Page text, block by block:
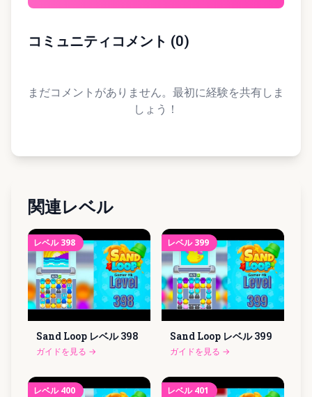
コミュニティコメント (0)
まだコメントがありません。最初に経験を共有しま
しょう！
関連レベル
レベル 398
Sand Loop レベル 398
ガイドを見る →
レベル 399
Sand Loop レベル 399
ガイドを見る →
レベル 400 レベル 401